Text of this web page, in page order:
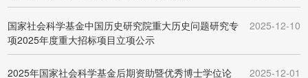
国家社会科学基金中国历史研究院重大历史问题研究专
项2025年度重大招标项目立项公示
2025-12-10
2025年国家社会科学基金后期资助暨优秀博士学位论 2025-12-01